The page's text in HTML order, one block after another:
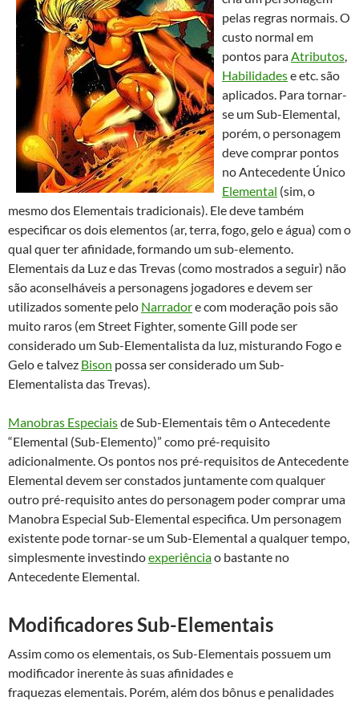
pelas regras normais. O
custo normal em
pontos para Atributos
Habilidadese etc. são
aplicados. Para tornar-
se um Sub-Elemental,
porém, o personagem
deve comprar pontos
no Antecedente Único
Elemental (sim, o
mesmo dos Elementais tradicionais). Ele deve também
especificar os dois elementos (ar, terra, fogo, gelo e água) com o
qual quer ter afinidade, formando um sub-elemento.
Elementais da Luz e das Trevas (como mostrados a seguir) não
são aconselháveis a personagens jogadores e devem ser
utilizados somente pelo Narradore com moderação pois são
muito raros (em Street Fighter, somente Gill pode ser
considerado um Sub-Elementalista da luz, misturando Fogo e
Gelo e talvez Bison possa ser considerado um Sub-
Elementalista das Trevas).
Manobras Especiaisde Sub-Elementais têm o Antecedente
“Elemental (Sub-Elemento)” como pré-requisito
adicionalmente. Os pontos nos pré-requisitos de Antecedente
Elemental devem ser constados juntamente com qualquer
outro pré-requisito antes do personagem poder comprar uma
Manobra Especial Sub-Elemental especifica. Um personagem
existente pode tornar-se um Sub-Elemental a qualquer tempo,
simplesmente investindoexperiênciao bastante no
Antecedente Elemental.
Modificadores Sub-Elementais
Assim como os elementais, os Sub-Elementais possuem um
modificador inerente às suas afinidades e
fraquezas elementais. Porém, além dos bônus e penalidades